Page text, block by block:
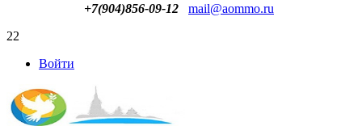
+7(904)856-09-12
mail@aommo.ru
22
Войти